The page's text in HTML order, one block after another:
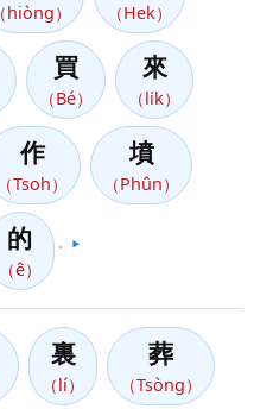
（hiòng） （Hek）
買
（Bé）
來
（li̍k）
作
（Tsoh）
墳
（Phûn）
的
（ê）
▶️
裏
（lí）
葬
（Tsòng）